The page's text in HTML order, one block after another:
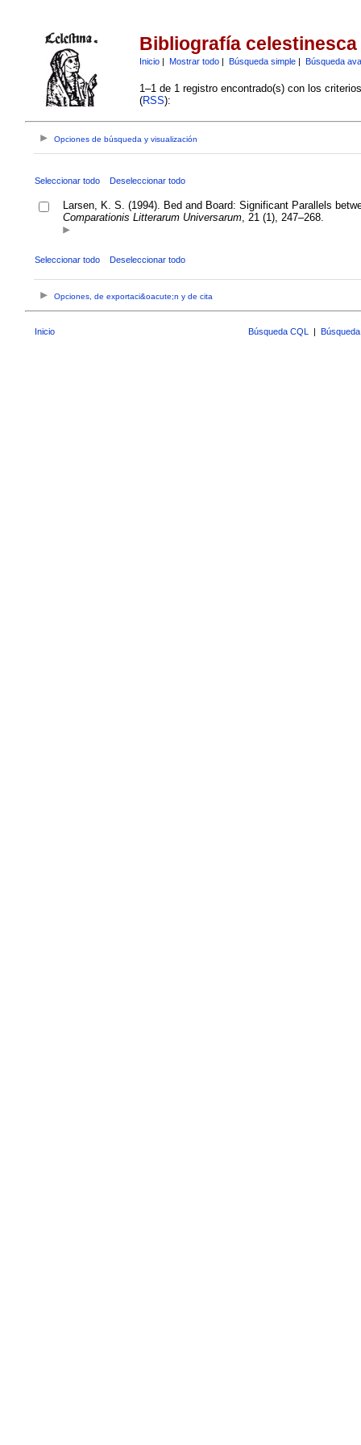
Bibliografía celestinesca
Inicio| Mostrar todo| Búsqueda simple| Búsqueda
1–1 de 1 registro encontrado(s) con los
(RSS):
Opciones de búsqueda y visualización
Seleccionar todo Deseleccionar todo
Larsen, K. S. (1994). Bed and Board: Significant Parallels
Comparationis Litterarum Universarum, 21 (1), 247–268.
Seleccionar todo Deseleccionar todo
Opciones, de exportaci&oacute;n y de cita
Inicio Búsqueda CQL |